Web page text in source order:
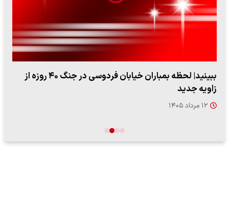
ببینید| لحظه بمباران خیابان فردوسی در جنگ ۴۰ روزه از
زاویه جدید
۱۲ مرداد ۱۴۰۵